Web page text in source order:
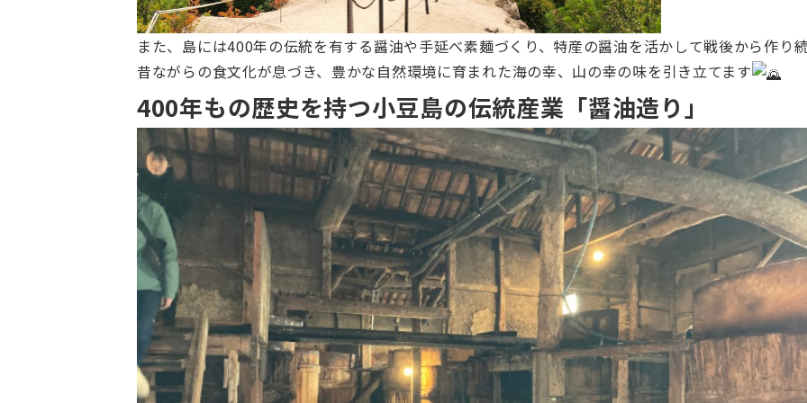
また、島には400年の伝統を有する醤油や手延べ素麺づくり、特産の醤油を活かして戦後から作り
昔ながらの食文化が息づき、豊かな自然環境に育まれた海の幸、山の幸の味を引き立てます
400年もの歴史を持つ小豆島の伝統産業「醤油造り」